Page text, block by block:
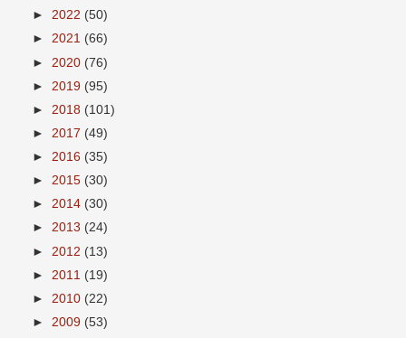
► 2022 (50)
► 2021 (66)
► 2020 (76)
► 2019 (95)
► 2018 (101)
► 2017 (49)
► 2016 (35)
► 2015 (30)
► 2014 (30)
► 2013 (24)
► 2012 (13)
► 2011 (19)
► 2010 (22)
► 2009 (53)